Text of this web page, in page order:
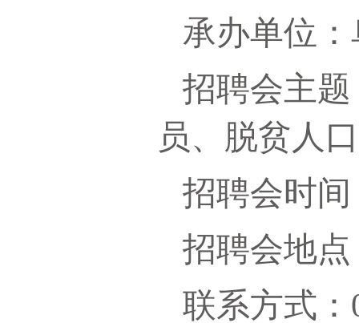
承办单位
招聘会主
员、脱贫人
招聘会时间
招聘会地
联系方式：